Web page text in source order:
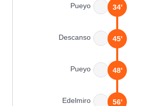
Pueyo 34'
Descanso 45'
Pueyo 48'
Edelmiro 56'